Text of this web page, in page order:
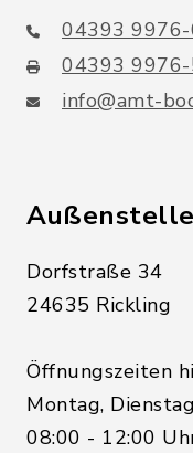
04393 9976-
04393 9976-
info@amt-
Dorfstraße 34
24635 Rickling
Öffnungszeiten
Montag,
08:00 - 12:00